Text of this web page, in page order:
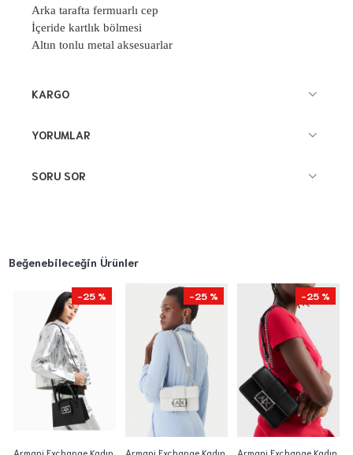
Arka tarafta fermuarlı cep
İçeride kartlık bölmesi
Altın tonlu metal aksesuarlar
KARGO
YORUMLAR
SORU SOR
Beğenebileceğin Ürünler
-25 %
Armani Exchange Kadın
-25 %
Armani Exchange Kadın
-25 %
Armani Exchange Kadın